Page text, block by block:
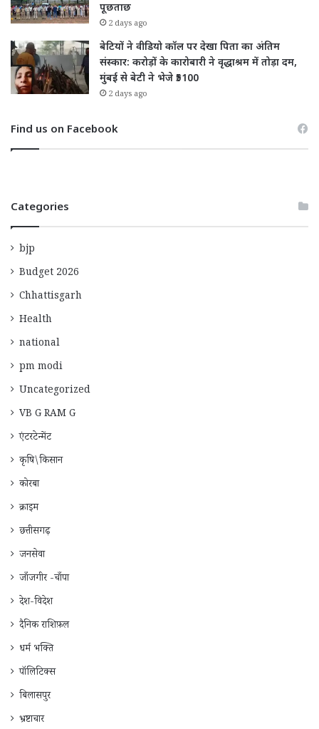
पूछताछ
2 days ago
बेटियों ने वीडियो कॉल पर देखा पिता का अंतिम
संस्कार: करोड़ों के कारोबारी ने वृद्धाश्रम में तोड़ा दम,
मुंबई से बेटी ने भेजे ₹5100
2 days ago
Find us on Facebook
Categories
bjp
Budget 2026
Chhattisgarh
Health
national
pm modi
Uncategorized
VB G RAM G
एंटरटेन्मेंट
कृषि\किसान
कोरबा
क्राइम
छत्तीसगढ़
जनसेवा
जाँजगीर -चाँपा
देश-विदेश
दैनिक राशिफ़ल
धर्म भक्ति
पॉलिटिक्स
बिलासपुर
भ्रष्टाचार